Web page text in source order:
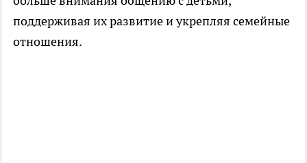
поддерживая их развитие и укрепляя семейные
отношения.